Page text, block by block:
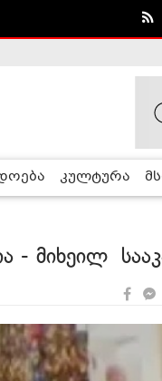
კულტურა
- მიხეილ